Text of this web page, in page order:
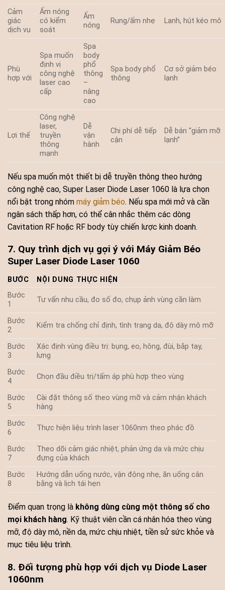
Cảm
giác
dịch vụ
Ấm nóng
có kiểm
soát
Ấm
nóng
Rung/ấm nhẹ Lạnh, hút kéo mô
Phù
hợp với
Spa muốn
định vị
công nghệ
laser cao
cấp
Spa
body
phổ
thông
–
nâng
cao
Spa body phổ
thông
Cơ sở giảm béo
lạnh
Lợi thế
Công nghệ
laser,
truyền
thông
mạnh
Dễ
vận
hành
Chi phí dễ tiếp
cận
Dễ bán “giảm mỡ
lạnh”
Nếu spa muốn một thiết bị dễ truyền thông theo hướng
công nghệ cao, Super Laser Diode Laser 1060 là lựa chọn
nổi bật trong nhóm máy giảm béo. Nếu spa mới mở và cần
ngân sách thấp hơn, có thể cân nhắc thêm các dòng
Cavitation RF hoặc RF body tùy chiến lược kinh doanh.
7. Quy trình dịch vụ gợi ý với Máy Giảm Béo
Super Laser Diode Laser 1060
BƯỚC
NỘI DUNG THỰC HIỆN
Bước
1
Tư vấn nhu cầu, đo số đo, chụp ảnh vùng cần làm
Bước
2
Kiểm tra chống chỉ định, tình trạng da, độ dày mô mỡ
Bước
3
Xác định vùng điều trị: bụng, eo, hông, đùi, bắp tay,
lưng
Bước
4
Chọn đầu điều trị/tấm áp phù hợp theo vùng
Bước
5
Cài đặt thông số theo vùng mỡ và cảm nhận khách
hàng
Bước
6
Thực hiện liệu trình laser 1060nm theo phác đồ
Bước
7
Theo dõi cảm giác nhiệt, phản ứng da và mức chịu
đựng của khách
Bước
8
Hướng dẫn uống nước, vận động nhẹ, ăn uống cân
bằng và lịch tái hẹn
Điểm quan trọng là không dùng cùng một thông số cho
mọi khách hàng. Kỹ thuật viên cần cá nhân hóa theo vùng
mỡ, độ dày mô, nền da, mức chịu nhiệt, tiền sử sức khỏe và
mục tiêu liệu trình.
8. Đối tượng phù hợp với dịch vụ Diode Laser
1060nm